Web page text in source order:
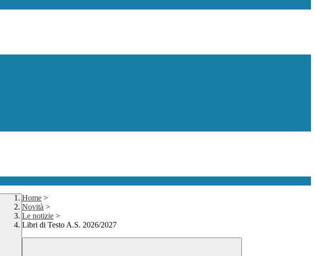
Home >
Novità >
Le notizie >
Libri di Testo A.S. 2026/2027